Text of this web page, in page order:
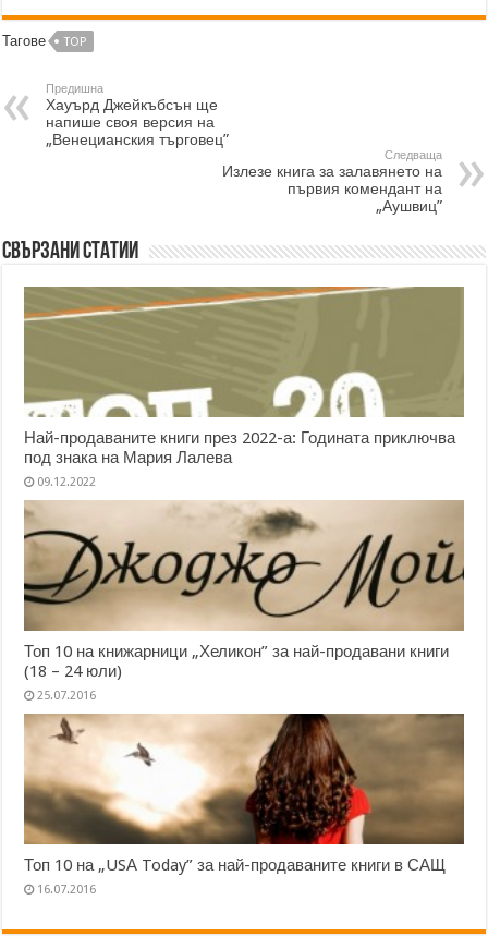
Тагове TOP
Предишна
Хауърд Джейкъбсън ще
напише своя версия на
„Венецианския търговец”
Следваща
Излезе книга за залавянето на
първия комендант на
„Аушвиц”
Свързани статии
Най-продаваните книги през 2022-а: Годината приключва
под знака на Мария Лалева
09.12.2022
Топ 10 на книжарници „Хеликон” за най-продавани книги
(18 – 24 юли)
25.07.2016
Топ 10 на „USА Today” за най-продаваните книги в САЩ
16.07.2016